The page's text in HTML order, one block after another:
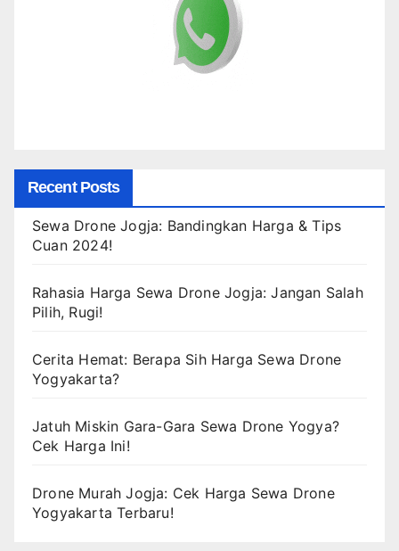
Recent Posts
Sewa Drone Jogja: Bandingkan Harga & Tips
Cuan 2024!
Rahasia Harga Sewa Drone Jogja: Jangan Salah
Pilih, Rugi!
Cerita Hemat: Berapa Sih Harga Sewa Drone
Yogyakarta?
Jatuh Miskin Gara-Gara Sewa Drone Yogya?
Cek Harga Ini!
Drone Murah Jogja: Cek Harga Sewa Drone
Yogyakarta Terbaru!